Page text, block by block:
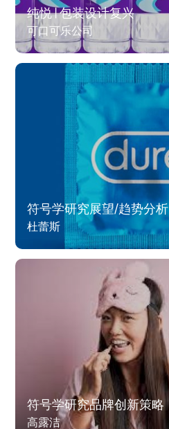
纯悦 | 包装设计复兴​
可口可乐公司
符号学研究展望/趋势分析
杜蕾斯
符号学研究品牌创新策略
高露洁